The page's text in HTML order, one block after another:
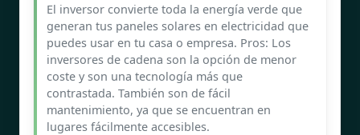
El inversor convierte toda la energía verde que
generan tus paneles solares en electricidad que
puedes usar en tu casa o empresa. Pros: Los
inversores de cadena son la opción de menor
coste y son una tecnología más que
contrastada. También son de fácil
mantenimiento, ya que se encuentran en
lugares fácilmente accesibles.